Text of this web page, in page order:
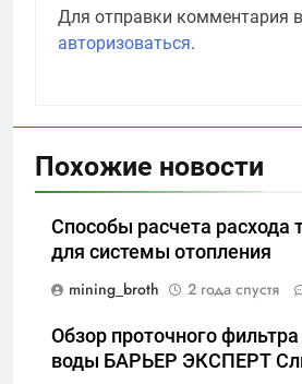
Для отправки комментария
авторизоваться.
Похожие новости
Способы расчета расхода
для системы отопления
mining_broth
2 года спустя
Обзор проточного
воды БАРЬЕР ЭКСПЕРТ